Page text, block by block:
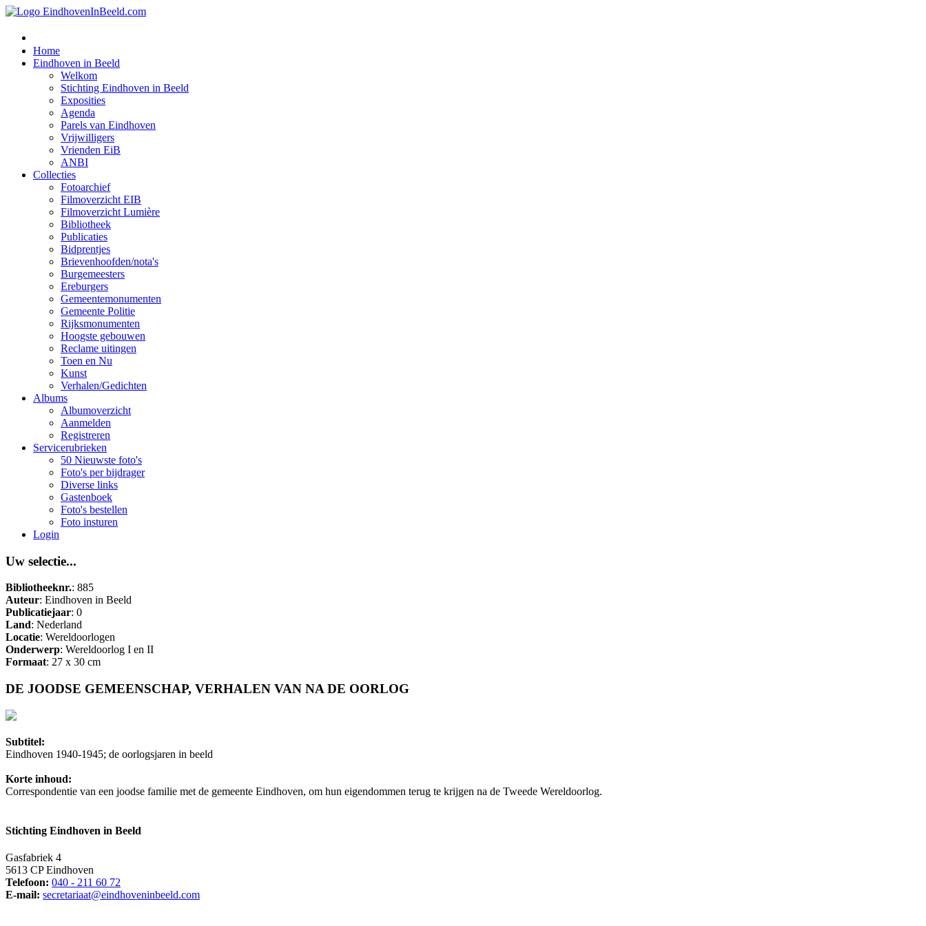
Home
Eindhoven in Beeld
Welkom
Stichting Eindhoven in Beeld
Exposities
Agenda
Parels van Eindhoven
Vrijwilligers
Vrienden EiB
ANBI
Collecties
Fotoarchief
Filmoverzicht EIB
Filmoverzicht Lumière
Bibliotheek
Publicaties
Bidprentjes
Brievenhoofden/nota's
Burgemeesters
Ereburgers
Gemeentemonumenten
Gemeente Politie
Rijksmonumenten
Hoogste gebouwen
Reclame uitingen
Toen en Nu
Kunst
Verhalen/Gedichten
Albums
Albumoverzicht
Aanmelden
Registreren
Servicerubrieken
50 Nieuwste foto's
Foto's per bijdrager
Diverse links
Gastenboek
Foto's bestellen
Foto insturen
Login
Uw selectie...
Bibliotheeknr.: 885
Auteur: Eindhoven in Beeld
Publicatiejaar: 0
Land: Nederland
Locatie: Wereldoorlogen
Onderwerp: Wereldoorlog I en II
Formaat: 27 x 30 cm
DE JOODSE GEMEENSCHAP, VERHALEN VAN NA DE OORLOG
Subtitel:
Eindhoven 1940-1945; de oorlogsjaren in beeld
Korte inhoud:
Correspondentie van een joodse familie met de gemeente Eindhoven, om hun eigendommen terug te krijgen na de Tweede Wereldoorlog.
Stichting Eindhoven in Beeld
Gasfabriek 4
5613 CP Eindhoven
Telefoon: 040 - 211 60 72
E-mail: secretariaat@eindhoveninbeeld.com